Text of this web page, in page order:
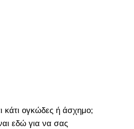
κάτι ογκώδες ή άσχημο;
εδώ για να σας